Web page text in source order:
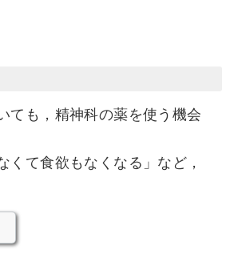
ても，精神科の薬を使う機会
て食欲もなくなる」など，